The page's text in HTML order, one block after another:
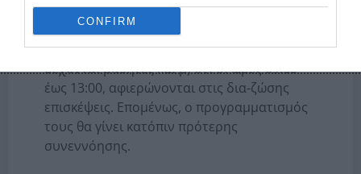
CONFIRM
δήλωσης συμμετοχής, λαμβάνοντας υπόψη
τα παρακάτω: α) ποιες είναι οι
συγκεκριμένες ημέρες που τα Τμήματα
δέχονται μαθητές και β) ότι οι ώρες 09:00
έως 13:00, αφιερώνονται στις δια-ζώσης
επισκέψεις. Επομένως, ο προγραμματισμός
τους θα γίνει κατόπιν πρότερης
συνεννόησης.